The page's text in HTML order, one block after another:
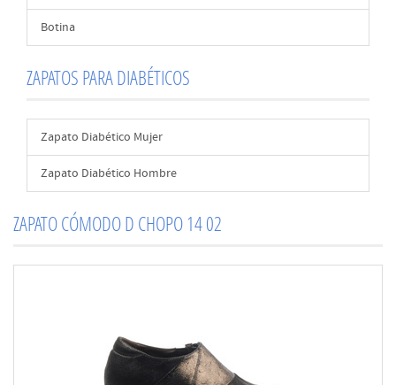
Botina
ZAPATOS PARA DIABÉTICOS
Zapato Diabético Mujer
Zapato Diabético Hombre
ZAPATO CÓMODO D CHOPO 14 02